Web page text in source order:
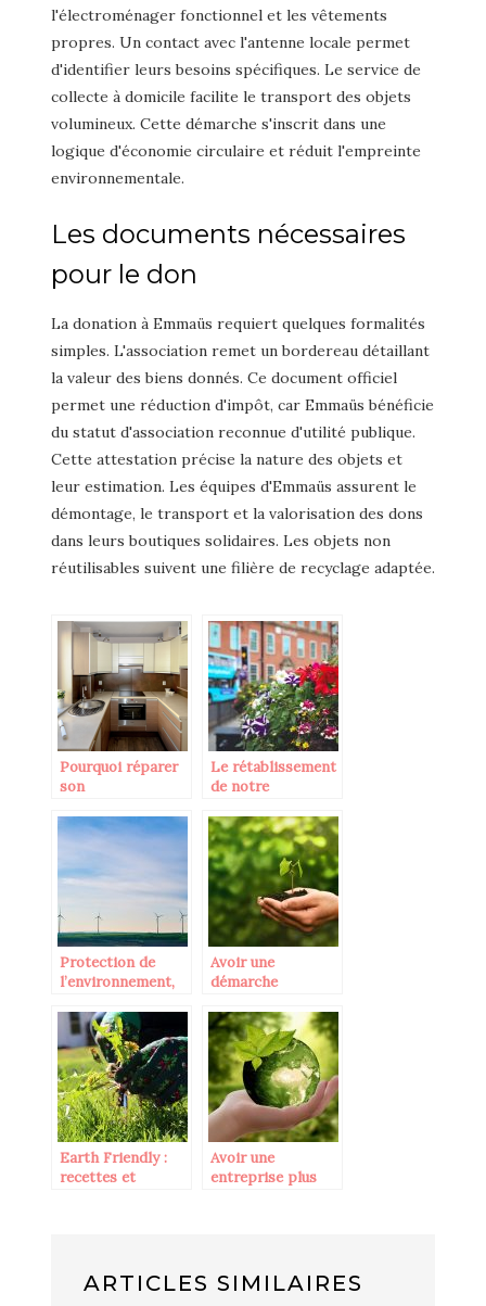
l'électroménager fonctionnel et les vêtements
propres. Un contact avec l'antenne locale permet
d'identifier leurs besoins spécifiques. Le service de
collecte à domicile facilite le transport des objets
volumineux. Cette démarche s'inscrit dans une
logique d'économie circulaire et réduit l'empreinte
environnementale.
Les documents nécessaires
pour le don
La donation à Emmaüs requiert quelques formalités
simples. L'association remet un bordereau détaillant
la valeur des biens donnés. Ce document officiel
permet une réduction d'impôt, car Emmaüs bénéficie
du statut d'association reconnue d'utilité publique.
Cette attestation précise la nature des objets et
leur estimation. Les équipes d'Emmaüs assurent le
démontage, le transport et la valorisation des dons
dans leurs boutiques solidaires. Les objets non
réutilisables suivent une filière de recyclage adaptée.
Pourquoi réparer
son
lieu d’acheter un
neuf ?
Le rétablissement
de notre
commence par
vous
Protection de
l’environnement,
vêtements
écologiques.
Avoir une
démarche
vie quotidienne,
comment réussir ?
Earth Friendly :
recettes et
Avoir une
entreprise plus
ARTICLES SIMILAIRES